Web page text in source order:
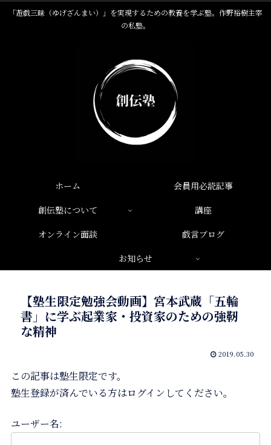
「遊戯三昧（ゆげざんまい）」を実現するための教養を学ぶ塾。作野裕樹主宰
の私塾。
ホーム
会員用必読記事
創伝塾について
講座
オンライン面談
戯言ブログ
お知らせ
【塾生限定勉強会動画】宮本武蔵「五輪
書」に学ぶ起業家・投資家のための強靭
な精神
2019.05.30
この記事は塾生限定です。
塾生登録が済んでいる方はログインしてください。
ユーザー名: